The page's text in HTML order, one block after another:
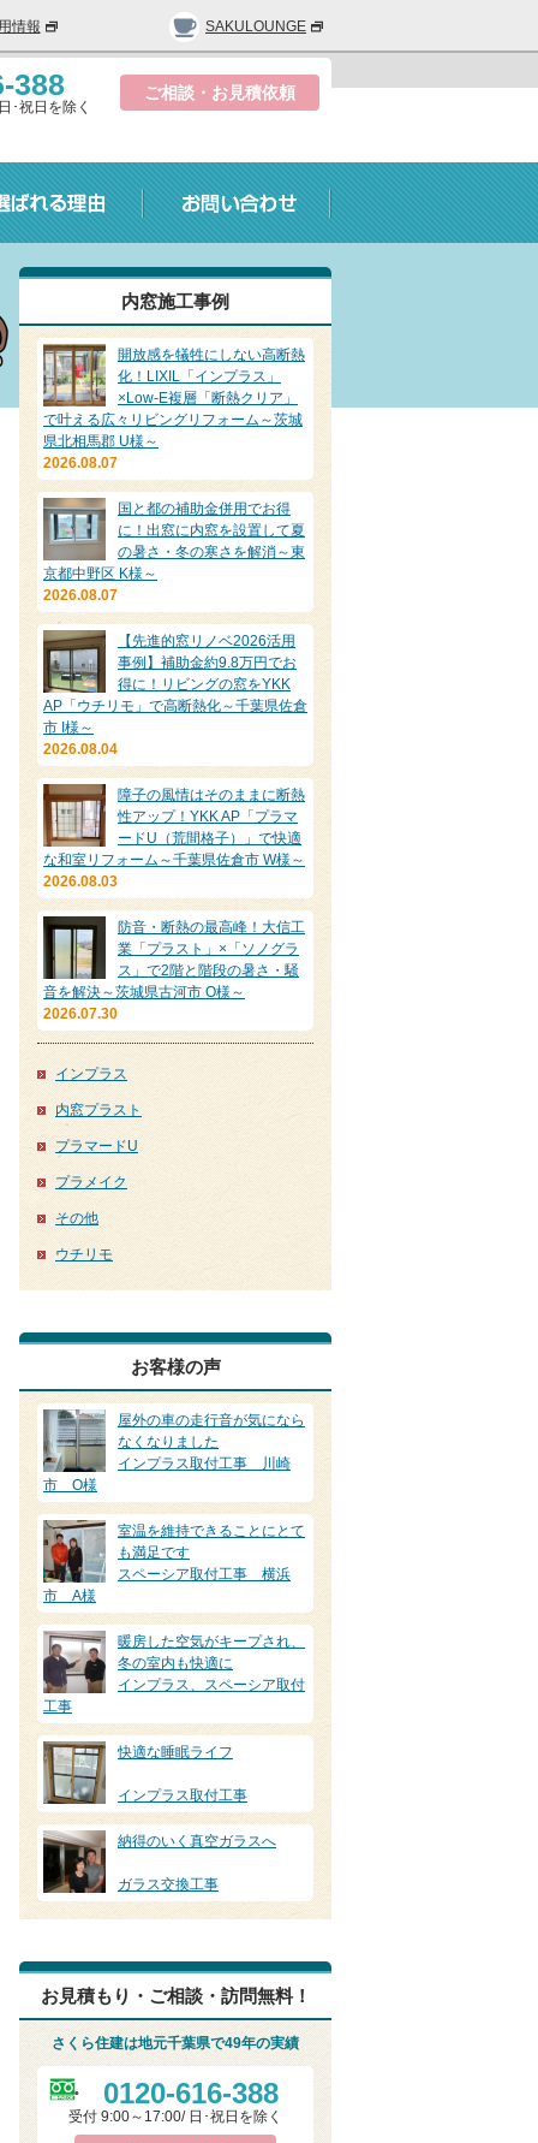
情報 SAKULOUNGE
388
･祝日を除く
ご相談・お見積依頼
内窓施工事例
開放感を犠牲にしない高断熱
化！LIXIL「インプラス」
×Low-E複層「断熱クリア」
で叶える広々リビングリフォーム～茨城
県北相馬郡 U様～
2026.08.07
国と都の補助金併用でお得
に！出窓に内窓を設置して夏
の暑さ・冬の寒さを解消～東
京都中野区 K様～
2026.08.07
【先進的窓リノベ2026活用
事例】補助金約9.8万円でお
得に！リビングの窓をYKK
AP「ウチリモ」で高断熱化～千葉県佐倉
市 I様～
2026.08.04
障子の風情はそのままに断熱
性アップ！YKK AP「プラマ
ードU（荒間格子）」で快適
な和室リフォーム～千葉県佐倉市 W様～
2026.08.03
防音・断熱の最高峰！大信工
業「プラスト」×「ソノグラ
ス」で2階と階段の暑さ・騒
音を解決～茨城県古河市 O様～
2026.07.30
インプラス
内窓プラスト
プラマードU
プラメイク
その他
ウチリモ
お客様の声
屋外の車の走行音が気になら
なくなりました
インプラス取付工事 川崎
市 O様
室温を維持できることにとて
も満足です
スペーシア取付工事 横浜
市 A様
暖房した空気がキープされ、
冬の室内も快適に
インプラス、スペーシア取付
工事
快適な睡眠ライフ
インプラス取付工事
納得のいく真空ガラスへ
ガラス交換工事
お見積もり・ご相談・訪問無料！
さくら住建は地元千葉県で49年の実績
0120-616-388
受付 9:00～17:00/ 日･祝日を除く